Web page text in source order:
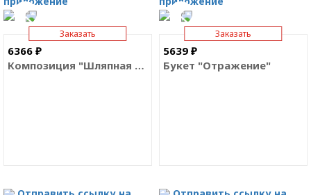
Заказать
5639 ₽
Букет "Отражение"
Заказать
6366 ₽
Композиция "Шляпная коробка с мимозой"